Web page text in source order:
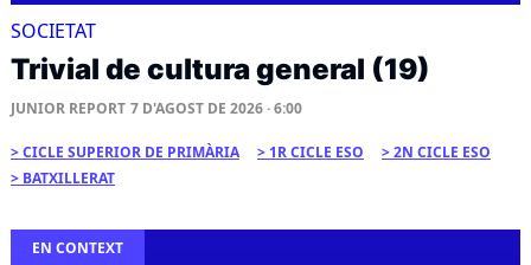
SOCIETAT
Trivial de cultura general (19)
JUNIOR REPORT 7 D'AGOST DE 2026 · 6:00
CICLE SUPERIOR DE PRIMÀRIA 1R CICLE ESO
2N CICLE ESO
BATXILLERAT
EN CONTEXT